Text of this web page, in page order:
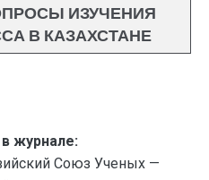
ИЗУЧЕНИЯ
В КАЗАХСТАНЕ
журнале:
Союз Ученых —